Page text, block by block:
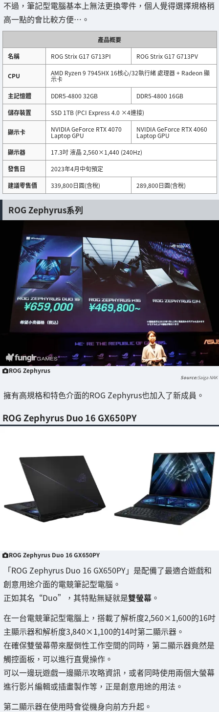
不過，筆記型電腦基本上無法更換零件，個人覺得選擇規格稍
高一點的會比較方便…。
產品概要
名稱
ROG Strix G17 G713PI ROG Strix G17 G713PV
CPU AMD Ryzen 9 7945HX 16核心/32執行緒 處理器 + Radeon 顯
示卡
主記憶體
DDR5-4800 32GB
DDR5-4800 16GB
儲存裝置
SSD 1TB (PCI Express 4.0 ×4連接)
顯示卡 NVIDIA GeForce RTX 4070
Laptop GPU
NVIDIA GeForce RTX 4060
Laptop GPU
顯示器
17.3吋 液晶 2,560×1,440 (240Hz)
發售日
2023年4月中旬預定
建議零售價
339,800日圓(含稅) 289,800日圓(含稅)
ROG Zephyrus系列
ROG Zephyrus
Saiga NAK
擁有高規格和特色介面的ROG Zephyrus也加入了新成員。
ROG Zephyrus Duo 16 GX650PY
ROG Zephyrus Duo 16 GX650PY
「ROG Zephyrus Duo 16 GX650PY」是配備了最適合遊戲和
創意用途介面的電競筆記型電腦。
正如其名“Duo”，其特點無疑就是雙螢幕 。
在一台電競筆記型電腦上，搭載了解析度2,560×1,600的16吋
主顯示器和解析度3,840×1,100的14吋第二顯示器。
在確保雙螢幕帶來壓倒性工作空間的同時，第二顯示器竟然是
觸控面板，可以進行直覺操作。
可以一邊玩遊戲一邊顯示攻略資訊，或者同時使用兩個大螢幕
進行影片編輯或插畫製作等，正是創意用途的用法。
第二顯示器在使用時會從機身向前方升起。